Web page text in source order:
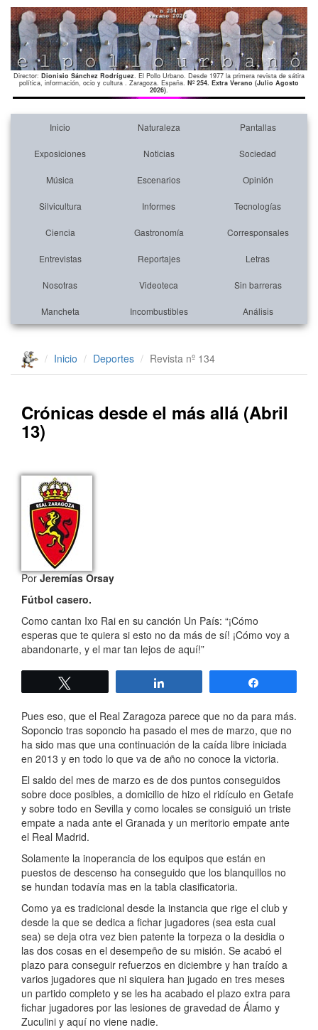
Director: Dionisio Sánchez Rodríguez. El Pollo Urbano. Desde 1977 la primera revista de sátira
política, información, ocio y cultura . Zaragoza. España. Nº 254. Extra Verano (Julio Agosto
2026).
Inicio Naturaleza Pantallas
Exposiciones Noticias Sociedad
Música Escenarios Opinión
Silvicultura Informes Tecnologías
Ciencia Gastronomía Corresponsales
Entrevistas Reportajes Letras
Nosotras Videoteca Sin barreras
Mancheta Incombustibles Análisis
Inicio Deportes Revista nº 134
Crónicas desde el más allá (Abril
13)
PorJeremías Orsay
Fútbol casero.
Como cantan Ixo Rai en su canción Un País: “¡Cómo
esperas que te quiera si esto no da más de sí! ¡Cómo voy a
abandonarte, y el mar tan lejos de aquí!”
Pues eso, que el Real Zaragoza parece que no da para más.
Soponcio tras soponcio ha pasado el mes de marzo, que no
ha sido mas que una continuación de la caída libre iniciada
en 2013 y en todo lo que va de año no conoce la victoria.
El saldo del mes de marzo es de dos puntos conseguidos
sobre doce posibles, a domicilio de hizo el ridículo en Getafe
y sobre todo en Sevilla y como locales se consiguió un triste
empate a nada ante el Granada y un meritorio empate ante
el Real Madrid.
Solamente la inoperancia de los equipos que están en
puestos de descenso ha conseguido que los blanquillos no
se hundan todavía mas en la tabla clasificatoria.
Como ya es tradicional desde la instancia que rige el club y
desde la que se dedica a fichar jugadores (sea esta cual
sea) se deja otra vez bien patente la torpeza o la desidia o
las dos cosas en el desempeño de su misión. Se acabó el
plazo para conseguir refuerzos en diciembre y han traído a
varios jugadores que ni siquiera han jugado en tres meses
un partido completo y se les ha acabado el plazo extra para
fichar jugadores por las lesiones de gravedad de Álamo y
Zuculini y aquí no viene nadie.